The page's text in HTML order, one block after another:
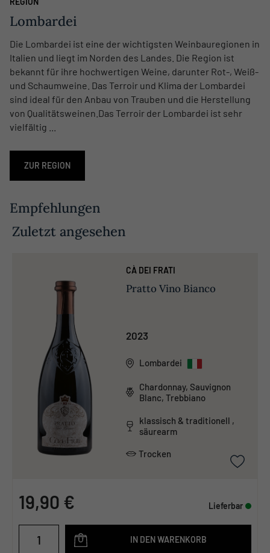
Lombardei
Die Lombardei ist eine der wichtigsten Weinbauregionen in
Italien und liegt im Norden des Landes. Die Region ist
bekannt für ihre hochwertigen Weine, darunter Rot-, Weiß-
und Schaumweine. Das Terroir und Klima der Lombardei
sind ideal für den Anbau von Trauben und die Herstellung
von Qualitätsweinen.Das Terroir der Lombardei ist sehr
vielfältig ...
ZUR REGION
Empfehlungen
Zuletzt angesehen
CÀ DEI FRATI
Pratto Vino Bianco
2023
Lombardei
Chardonnay, Sauvignon
Blanc, Trebbiano
klassisch & traditionell ,
säurearm
Trocken
19,90 € Lieferbar
IN DEN WARENKORB